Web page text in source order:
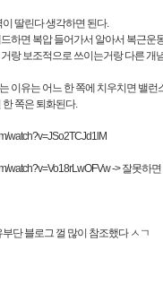
딸린다 생각하면 된다.
하면 복압 들어가서 알아서 복근운
랑 보조적으로 쓰이는거랑 다른 개
이유는 어느 한 쪽에 치우치면 밸
쪽은 퇴화된다.
watch?v=JSo2TCJd1lM
watch?v=Vo18rLwOFVw-> 잘못하
단 블로그 껄 많이 참조했다 ㅅㄱ